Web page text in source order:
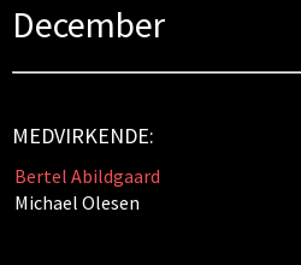
December
MEDVIRKENDE:
Bertel Abildgaard
Michael Olesen